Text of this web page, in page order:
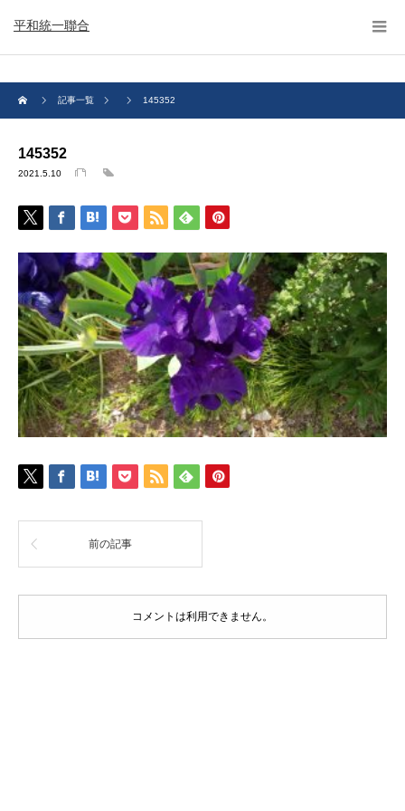
平和統一聯合
記事一覧 145352
145352
2021.5.10
前の記事
コメントは利用できません。